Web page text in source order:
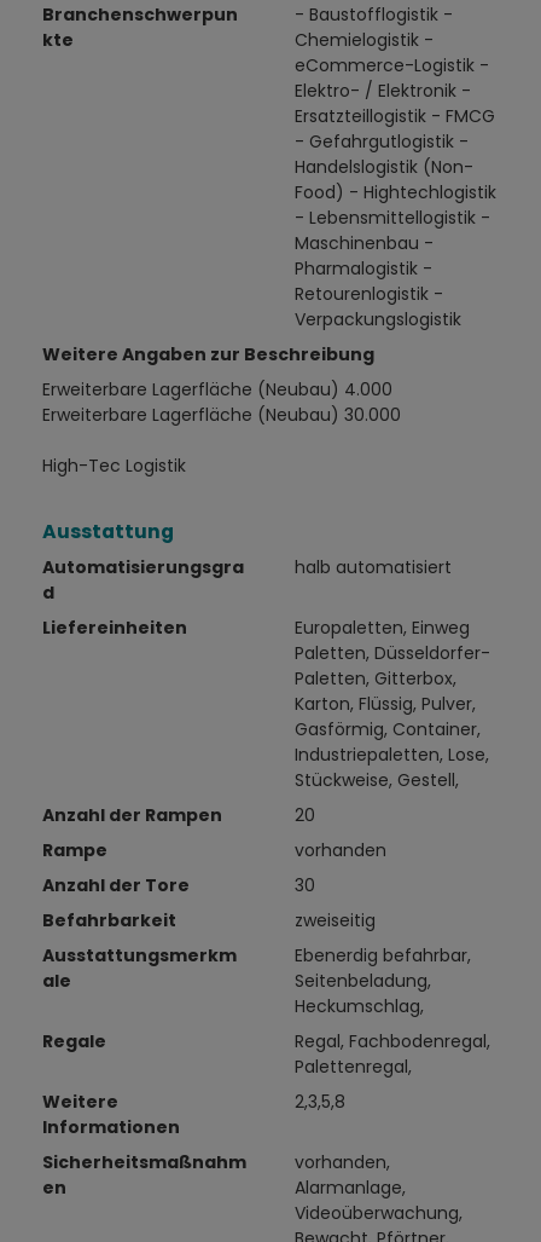
Branchenschwerpun
kte
- Baustofflogistik -
Chemielogistik -
eCommerce-Logistik -
Elektro- / Elektronik -
Ersatzteillogistik - FMCG
- Gefahrgutlogistik -
Handelslogistik (Non-
Food) - Hightechlogistik
- Lebensmittellogistik -
Maschinenbau -
Pharmalogistik -
Retourenlogistik -
Verpackungslogistik
Weitere Angaben zur Beschreibung
Erweiterbare Lagerfläche (Neubau) 4.000
Erweiterbare Lagerfläche (Neubau) 30.000
High-Tec Logistik
Ausstattung
Automatisierungsgra
d
halb automatisiert
Liefereinheiten
Europaletten, Einweg
Paletten, Düsseldorfer-
Paletten, Gitterbox,
Karton, Flüssig, Pulver,
Gasförmig, Container,
Industriepaletten, Lose,
Stückweise, Gestell,
Anzahl der Rampen
20
Rampe
vorhanden
Anzahl der Tore
30
Befahrbarkeit
zweiseitig
Ausstattungsmerkm
ale
Ebenerdig befahrbar,
Seitenbeladung,
Heckumschlag,
Regale
Regal, Fachbodenregal,
Palettenregal,
Weitere
Informationen
2,3,5,8
Sicherheitsmaßnahm
en
vorhanden,
Alarmanlage,
Videoüberwachung,